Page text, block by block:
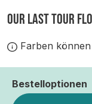
OUR LAST TOUR
Farben können
Bestelloptionen